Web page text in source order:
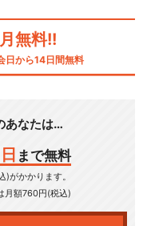
無料!!
日から14日間無料
あなたは…
日 まで無料
がかかります。
月額760円(税込)